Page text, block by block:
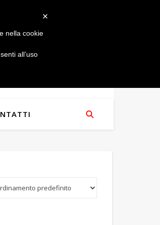
×
nella cookie
all’uso